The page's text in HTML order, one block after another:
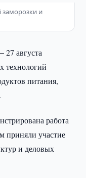
заморозки и
27 августа
технологий
питания,
работа
приняли участие
и деловых